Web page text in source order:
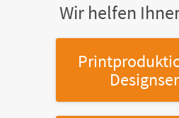
Wir helfen